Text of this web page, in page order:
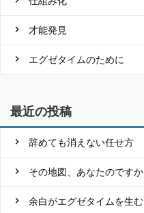
才能発見
エグゼタイムのために
最近の投稿
辞めても消えない任せ方
その地図、あなたのですか
余白がエグゼタイムを生む